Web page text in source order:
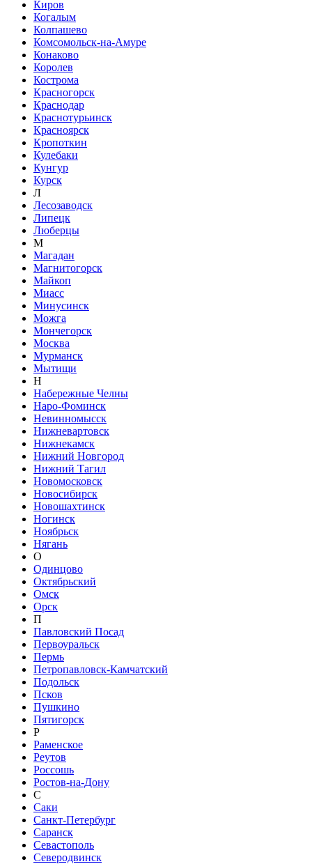
Киров
Когалым
Колпашево
Комсомольск-на-Амуре
Конаково
Королев
Кострома
Красногорск
Краснодар
Краснотурьинск
Красноярск
Кропоткин
Кулебаки
Кунгур
Курск
Л
Лесозаводск
Липецк
Люберцы
М
Магадан
Магнитогорск
Майкоп
Миасс
Минусинск
Можга
Мончегорск
Москва
Мурманск
Мытищи
Н
Набережные Челны
Наро-Фоминск
Невинномысск
Нижневартовск
Нижнекамск
Нижний Новгород
Нижний Тагил
Новомосковск
Новосибирск
Новошахтинск
Ногинск
Ноябрьск
Нягань
О
Одинцово
Октябрьский
Омск
Орск
П
Павловский Посад
Первоуральск
Пермь
Петропавловск-Камчатский
Подольск
Псков
Пушкино
Пятигорск
Р
Раменское
Реутов
Россошь
Ростов-на-Дону
С
Саки
Санкт-Петербург
Саранск
Севастополь
Северодвинск